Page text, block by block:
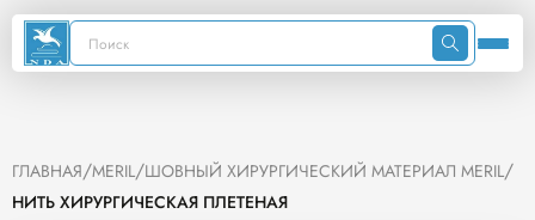
ГЛАВНАЯ/MERIL/ШОВНЫЙ ХИРУРГИЧЕСКИЙ МАТЕРИАЛ MERIL/
НИТЬ ХИРУРГИЧЕСКАЯ ПЛЕТЕНАЯ